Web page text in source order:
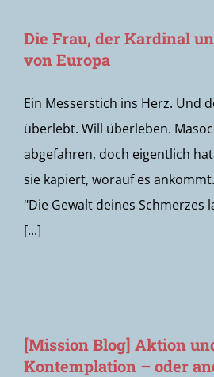
Die Frau, der Kardinal
von Europa
Ein Messerstich ins Herz. Und
überlebt. Will überleben.
abgefahren, doch eigentlich
sie kapiert, worauf es
"Die Gewalt deines Schmerzes
[...]
[Mission Blog] Aktion
Kontemplation – oder